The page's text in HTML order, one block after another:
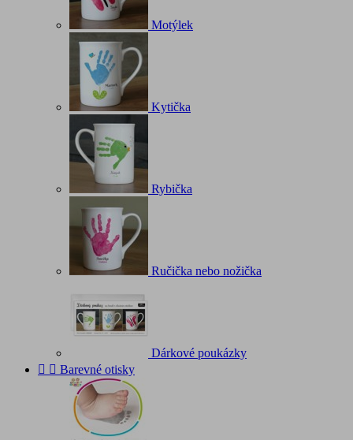
Motýlek
Kytička
Rybička
Ručička nebo nožička
Dárkové poukázky
  Barevné otisky